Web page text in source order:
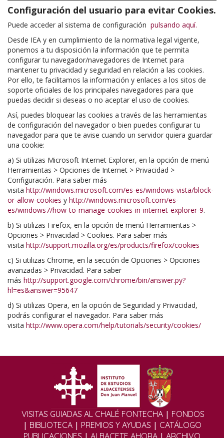
Configuración del usuario para evitar Cookies.
Puede acceder al sistema de configuración pulsando aquí.
Desde IEA y en cumplimiento de la normativa legal vigente,
ponemos a tu disposición la información que te permita
configurar tu navegador/navegadores de Internet para
mantener tu privacidad y seguridad en relación a las cookies.
Por ello, te facilitamos la información y enlaces a los sitos de
soporte oficiales de los principales navegadores para que
puedas decidir si deseas o no aceptar el uso de cookies.
Así, puedes bloquear las cookies a través de las herramientas
de configuración del navegador o bien puedes configurar tu
navegador para que te avise cuando un servidor quiera guardar
una cookie:
a) Si utilizas Microsoft Internet Explorer, en la opción de menú
Herramientas > Opciones de Internet > Privacidad >
Configuración. Para saber más
visita http://windows.microsoft.com/es-es/windows-vista/block-
or-allow-cookies y http://windows.microsoft.com/es-
es/windows7/how-to-manage-cookies-in-internet-explorer-9.
b) Si utilizas Firefox, en la opción de menú Herramientas >
Opciones > Privacidad > Cookies. Para saber más
visita http://support.mozilla.org/es/products/firefox/cookies
c) Si utilizas Chrome, en la sección de Opciones > Opciones
avanzadas > Privacidad. Para saber
más http://support.google.com/chrome/bin/answer.py?
hl=es&answer=95647
d) Si utilizas Opera, en la opción de Seguridad y Privacidad,
podrás configurar el navegador. Para saber más
visita http://www.opera.com/help/tutorials/security/cookies/
VISITAS GUIADAS AL CHALÉ FONTECHA | FONDOS
| BIBLIOTECA| PREMIOS Y AYUDAS | CATÁLOGO